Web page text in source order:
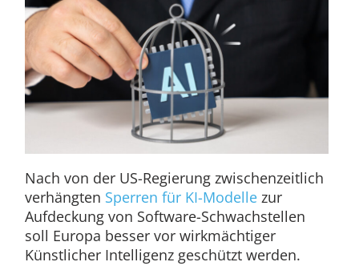
Nach von der US-Regierung zwischenzeitlich
verhängten Sperren für KI-Modellezur
Aufdeckung von Software-Schwachstellen
soll Europa besser vor wirkmächtiger
Künstlicher Intelligenz geschützt werden.